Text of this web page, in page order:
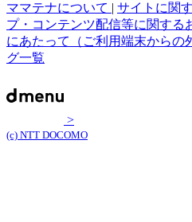
ママテナについて | サイトに関
プ・コンテンツ配信等に関する
にあたって（ご利用端末からの
グ一覧
>
(c) NTT DOCOMO